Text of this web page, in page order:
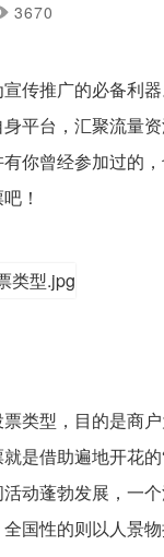
3670
传推广的必备利
平台，汇聚流量
你曾经参加过的
吧！
类型，目的是商
就是借助遍地开花的
蓬勃发展，一个
国性的则以人景物